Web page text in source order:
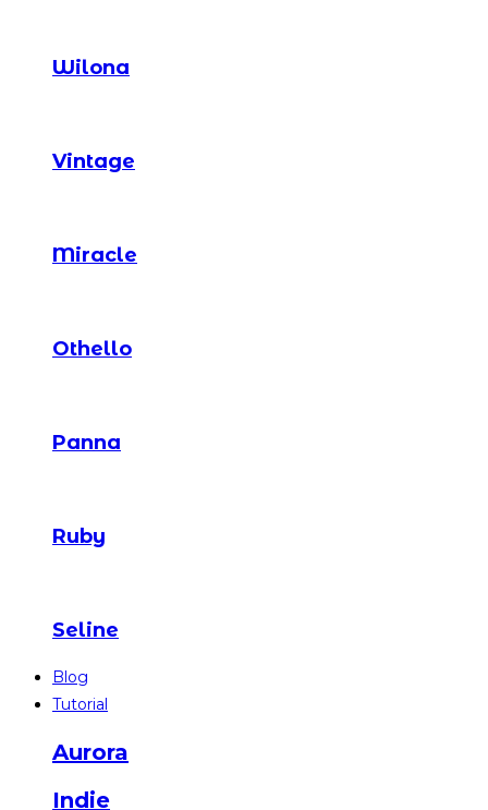
Wilona
Vintage
Miracle
Othello
Panna
Ruby
Seline
Blog
Tutorial
Aurora
Indie